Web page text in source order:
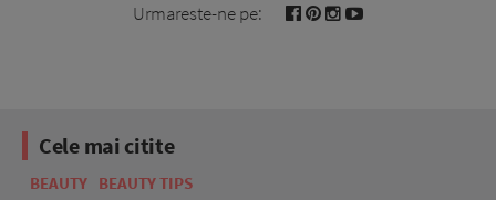
Urmareste-ne pe:
Cele mai citite
BEAUTY BEAUTY TIPS